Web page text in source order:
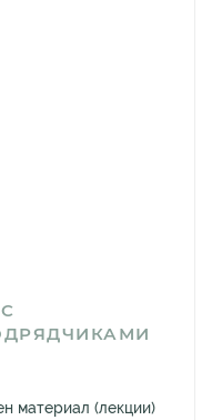
материал (лекции)